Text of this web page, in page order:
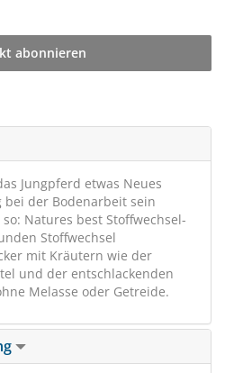
abonnieren
Jungpferd etwas Neues
der Bodenarbeit sein
Natures best Stoffwechsel-
Stoffwechsel
mit Kräutern wie der
und der entschlackenden
Melasse oder Getreide.